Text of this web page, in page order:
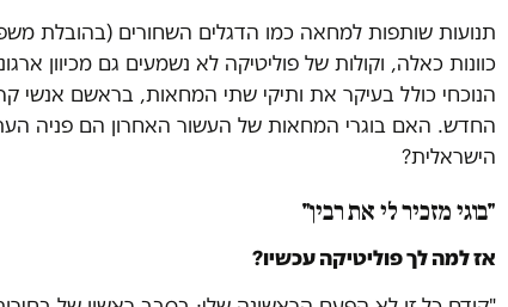
תנועות שותפות למחאה כמו הדגלים השחורים (בהובלת
כוונות כאלה, וקולות של פוליטיקה לא נשמעים גם מכיוון
הנוכחי כולל בעיקר את ותיקי שתי המחאות, בראשם אנשי
החדש. האם בוגרי המחאות של העשור האחרון הם פניה
הישראלית?
"בוגי מזכיר לי את רבין"
אז למה לך פוליטיקה עכשיו?